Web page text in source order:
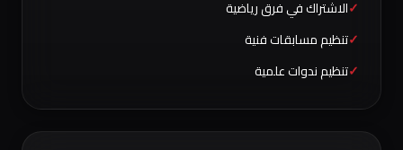
الاشتراك في فرق رياضية
تنظيم مسابقات فنية
تنظيم ندوات علمية